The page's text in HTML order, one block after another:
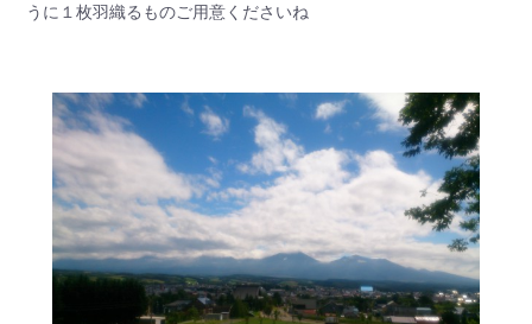
うに１枚羽織るものご用意くださいね